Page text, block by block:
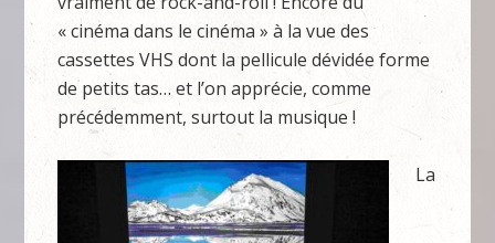
« cinéma dans le cinéma » à la vue des
cassettes VHS dont la pellicule dévidée forme
de petits tas… et l’on apprécie, comme
précédemment, surtout la musique !
La